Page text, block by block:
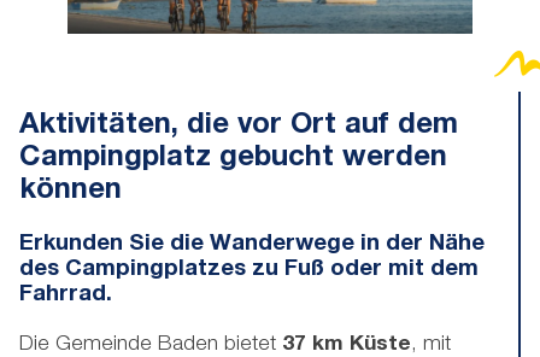
Aktivitäten, die vor Ort auf dem
Campingplatz gebucht werden
können
Erkunden Sie die Wanderwege in der Nähe
des Campingplatzes zu Fuß oder mit dem
Fahrrad.
Die Gemeinde Baden bietet 37 km Küste, mit